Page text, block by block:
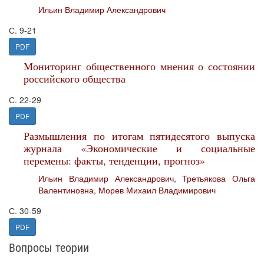
Ильин Владимир Александрович
С. 9-21
PDF
Мониторинг общественного мнения о состоянии
российского общества
С. 22-29
PDF
Размышления по итогам пятидесятого выпуска
журнала «Экономические и социальные
перемены: факты, тенденции, прогноз»
Ильин Владимир Александрович,Третьякова Ольга
Валентиновна, Морев Михаил Владимирович
С. 30-59
PDF
Вопросы теории